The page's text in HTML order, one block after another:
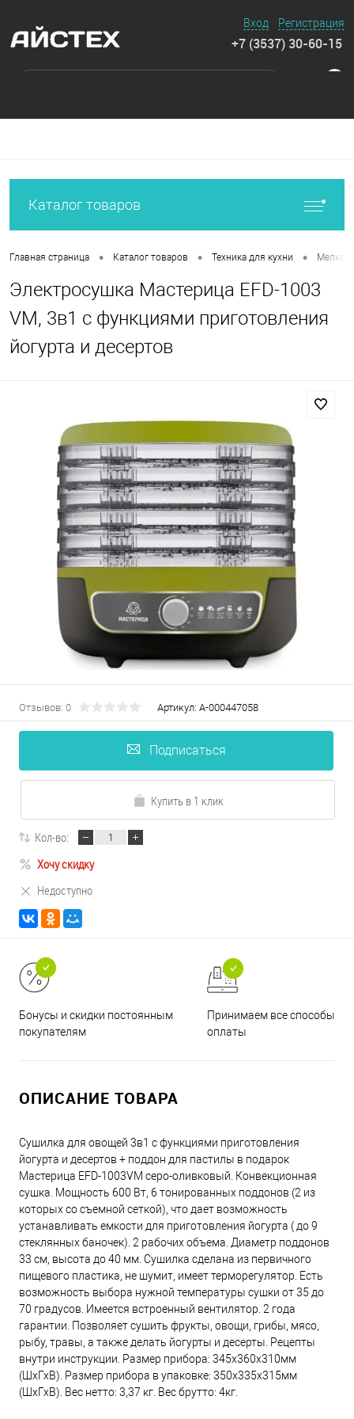
Вход Регистрация
+7 (3537) 30-60-15
Каталог товаров
Главная страница • Каталог товаров • Техника для кухни • Мелкая
Электросушка Мастерица EFD-1003
VM, 3в1 с функциями приготовления
йогурта и десертов
Отзывов: 0 Артикул: А-000447058
Подписаться
Купить в 1 клик
Кол-во:
Хочу скидку
Недоступно
Бонусы и скидки постоянным
покупателям
Принимаем все способы
оплаты
ОПИСАНИЕ ТОВАРА
Сушилка для овощей 3в1 с функциями приготовления
йогурта и десертов + поддон для пастилы в подарок
Мастерица EFD-1003VM серо-оливковый. Конвекционная
сушка. Мощность 600 Вт, 6 тонированных поддонов (2 из
которых со съемной сеткой), что дает возможность
устанавливать емкости для приготовления йогурта ( до 9
стеклянных баночек). 2 рабочих объема. Диаметр поддонов
33 см, высота до 40 мм. Сушилка сделана из первичного
пищевого пластика, не шумит, имеет терморегулятор. Есть
возможность выбора нужной температуры сушки от 35 до
70 градусов. Имеется встроенный вентилятор. 2 года
гарантии. Позволяет сушить фрукты, овощи, грибы, мясо,
рыбу, травы, а также делать йогурты и десерты. Рецепты
внутри инструкции. Размер прибора: 345х360х310мм
(ШхГхВ). Размер прибора в упаковке: 350х335х315мм
(ШхГхВ). Вес нетто: 3,37 кг. Вес брутто: 4кг.